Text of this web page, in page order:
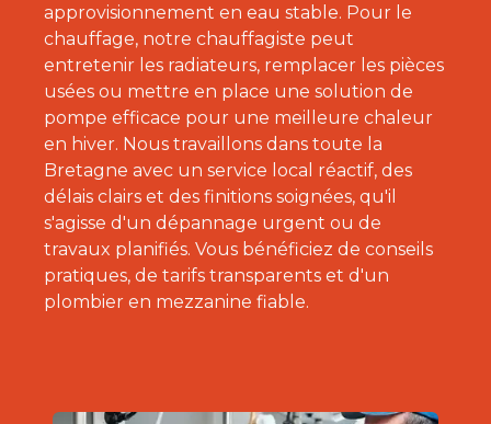
approvisionnement en eau stable. Pour le
chauffage, notre chauffagiste peut
entretenir les radiateurs, remplacer les pièces
usées ou mettre en place une solution de
pompe efficace pour une meilleure chaleur
en hiver. Nous travaillons dans toute la
Bretagne avec un service local réactif, des
délais clairs et des finitions soignées, qu'il
s'agisse d'un dépannage urgent ou de
travaux planifiés. Vous bénéficiez de conseils
pratiques, de tarifs transparents et d'un
plombier en mezzanine fiable.